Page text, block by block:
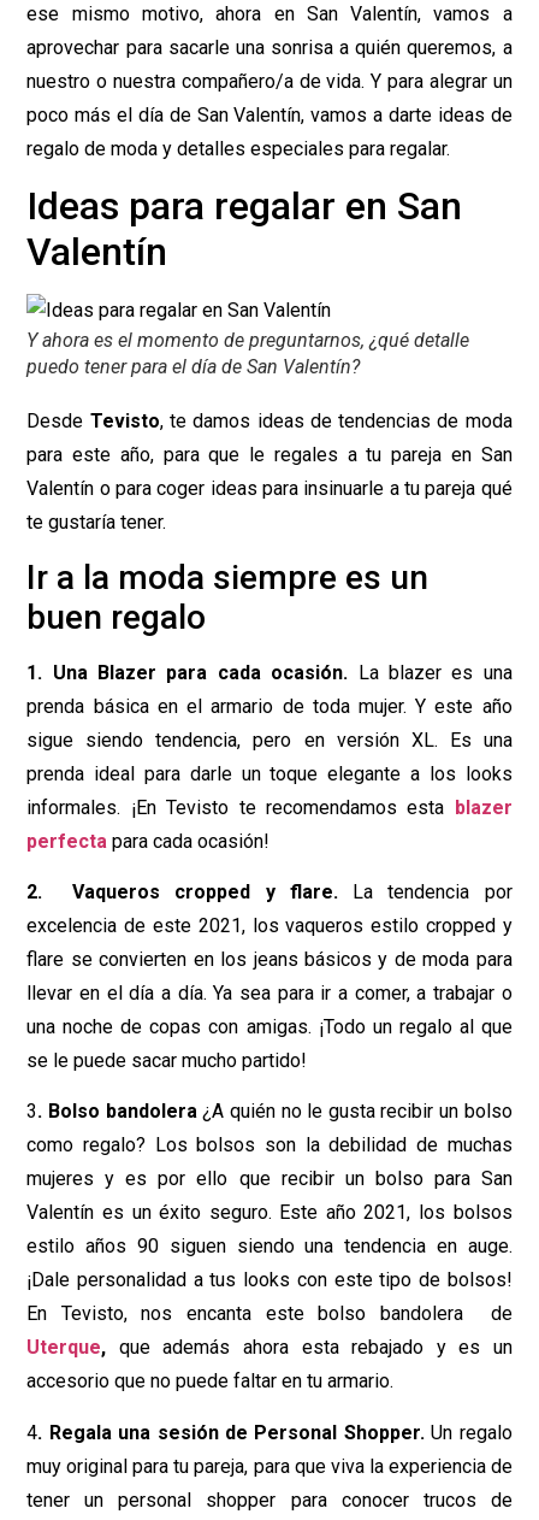
ese mismo motivo, ahora en San Valentín, vamos a
aprovechar para sacarle una sonrisa a quién queremos, a
nuestro o nuestra compañero/a de vida. Y para alegrar un
poco más el día de San Valentín, vamos a darte ideas de
regalo de moda y detalles especiales para regalar.
Ideas para regalar en San
Valentín
Y ahora es el momento de preguntarnos, ¿qué detalle
puedo tener para el día de San Valentín?
Desde Tevisto, te damos ideas de tendencias de moda
para este año, para que le regales a tu pareja en San
Valentín o para coger ideas para insinuarle a tu pareja qué
te gustaría tener.
Ir a la moda siempre es un
buen regalo
1. Una Blazer para cada ocasión. La blazer es una
prenda básica en el armario de toda mujer. Y este año
sigue siendo tendencia, pero en versión XL. Es una
prenda ideal para darle un toque elegante a los looks
informales. ¡En Tevisto te recomendamos esta blazer
perfecta para cada ocasión!
2. Vaqueros cropped y flare. La tendencia por
excelencia de este 2021, los vaqueros estilo cropped y
flare se convierten en los jeans básicos y de moda para
llevar en el día a día. Ya sea para ir a comer, a trabajar o
una noche de copas con amigas. ¡Todo un regalo al que
se le puede sacar mucho partido!
3. Bolso bandolera¿A quién no le gusta recibir un bolso
como regalo? Los bolsos son la debilidad de muchas
mujeres y es por ello que recibir un bolso para San
Valentín es un éxito seguro. Este año 2021, los bolsos
estilo años 90 siguen siendo una tendencia en auge.
¡Dale personalidad a tus looks con este tipo de bolsos!
En Tevisto, nos encanta este bolso bandolera de
Uterque, que además ahora esta rebajado y es un
accesorio que no puede faltar en tu armario.
4. Regala una sesión de Personal Shopper. Un regalo
muy original para tu pareja, para que viva la experiencia de
tener un personal shopper para conocer trucos de